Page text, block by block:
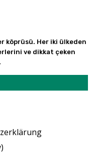
köprüsü. Her iki ülkeden
ve dikkat çeken